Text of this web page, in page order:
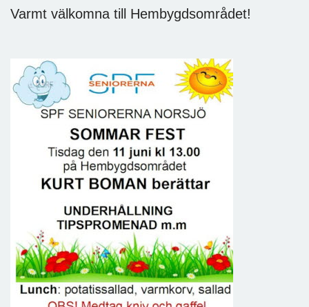
Varmt välkomna till Hembygdsområdet!